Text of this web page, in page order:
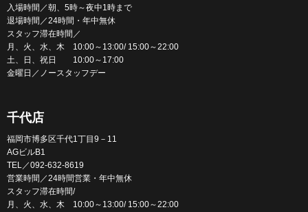
入場時間／朝、5時～夜中1時まで
退場時間／24時間・年中無休
スタッフ滞在時間／
月、火、水、木 10:00～13:00/ 15:00～22:00
土、日、祝日 10:00～17:00
金曜日／ノースタッフデー
千代店
福岡市博多区千代1丁目9－11
AGビルB1
TEL／092-632-8619
営業時間／24時間営業・年中無休
スタッフ滞在時間/
月、火、水、木 10:00～13:00/ 15:00～22:00